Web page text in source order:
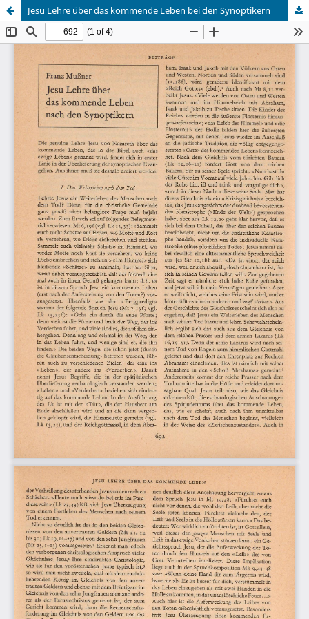
Jesu Lehre über das kommende Leben bei den Synoptikern